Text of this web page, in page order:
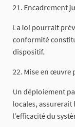
21. Encadrement
La loi pourrait
conformité
dispositif.
22. Mise en œuvre
Un déploiement
locales, assurerait
l’efficacité du